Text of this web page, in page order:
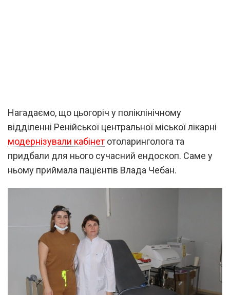
Нагадаємо, що цьогоріч у поліклінічному
відділенні Ренійської центральної міської лікарні
модернізували кабінет отоларинголога та
придбали для нього сучасний ендоскоп. Саме у
ньому приймала пацієнтів Влада Чебан.